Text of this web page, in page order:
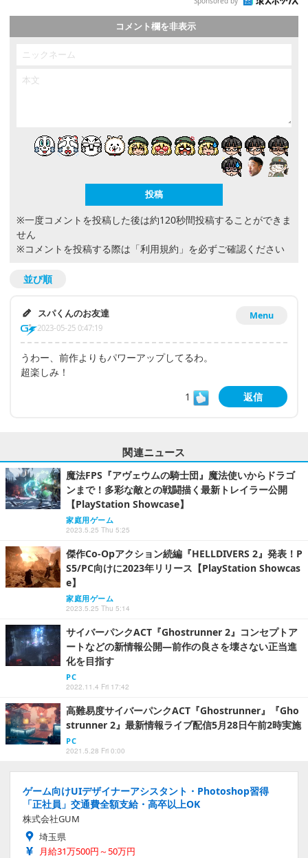
コメント欄を非表示
※一度コメントを投稿した後は約120秒間投稿することができま
せん
※コメントを投稿する際は 「利用規約」 を必ずご確認ください
並び順
Menu
スパくんのお友達
2023-05-25 0:47:19
うわー、前作よりもパワーアップしてるわ。
超楽しみ！
1
返信
関連ニュース
魔法FPS『アヴェウムの騎士団』魔法使いからドラゴ
ンまで！多彩な敵との戦闘描く最新トレイラー公開
【PlayStation Showcase】
家庭用ゲーム
2023.5.25 Thu 5:25
傑作Co-Opアクション続編『HELLDIVERS 2』発表！P
S5/PC向けに2023年リリース【PlayStation Showcas
e】
家庭用ゲーム
2023.5.25 Thu 5:14
サイバーパンクACT『Ghostrunner 2』コンセプトア
ートなどの新情報公開―前作の良さを壊さない正当進
化を目指す
PC
2022.11.4 Fri 17:42
高難易度サイバーパンクACT『Ghostrunner』『Gho
strunner 2』最新情報ライブ配信5月28日午前2時実施
PC
2021.5.28 Fri 0:00
ゲーム向けUIデザイナーアシスタント・Photoshop習得
「正社員」交通費全額支給・高卒以上OK
株式会社GUM
埼玉県
月給31万500円～50万円